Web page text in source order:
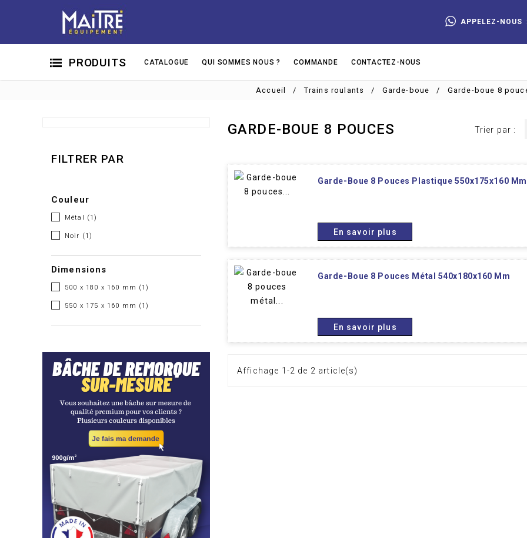
APPELEZ-NOUS
PRODUITS CATALOGUE QUI SOMMES NOUS ? COMMANDE CONTACTEZ-NOUS
Accueil Trains roulants Garde-boue Garde-boue 8
FILTRER PAR
Couleur
Métal (1)
Noir (1)
Dimensions
500 x 180 x 160 mm (1)
550 x 175 x 160 mm (1)
GARDE-BOUE 8 POUCES Trier par :
Garde-Boue 8 Pouces Plastique 550x175x160 Mm
En savoir plus
Garde-Boue 8 Pouces Métal 540x180x160 Mm
En savoir plus
Affichage 1-2 de 2 article(s)